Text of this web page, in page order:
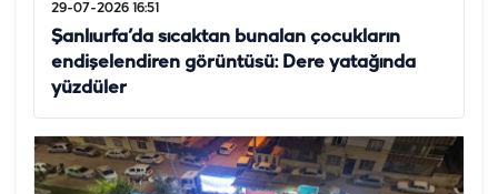
29-07-2026 16:51
Şanlıurfa’da sıcaktan bunalan çocukların
endişelendiren görüntüsü: Dere yatağında
yüzdüler